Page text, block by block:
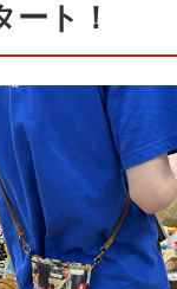
ト！